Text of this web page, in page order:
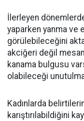
İlerleyen dönemlerde
yaparken yanma ve
görülebileceğini
akciğeri değil
kanama bulgusu
olabileceği
Kadınlarda
karıştırılabildiğini